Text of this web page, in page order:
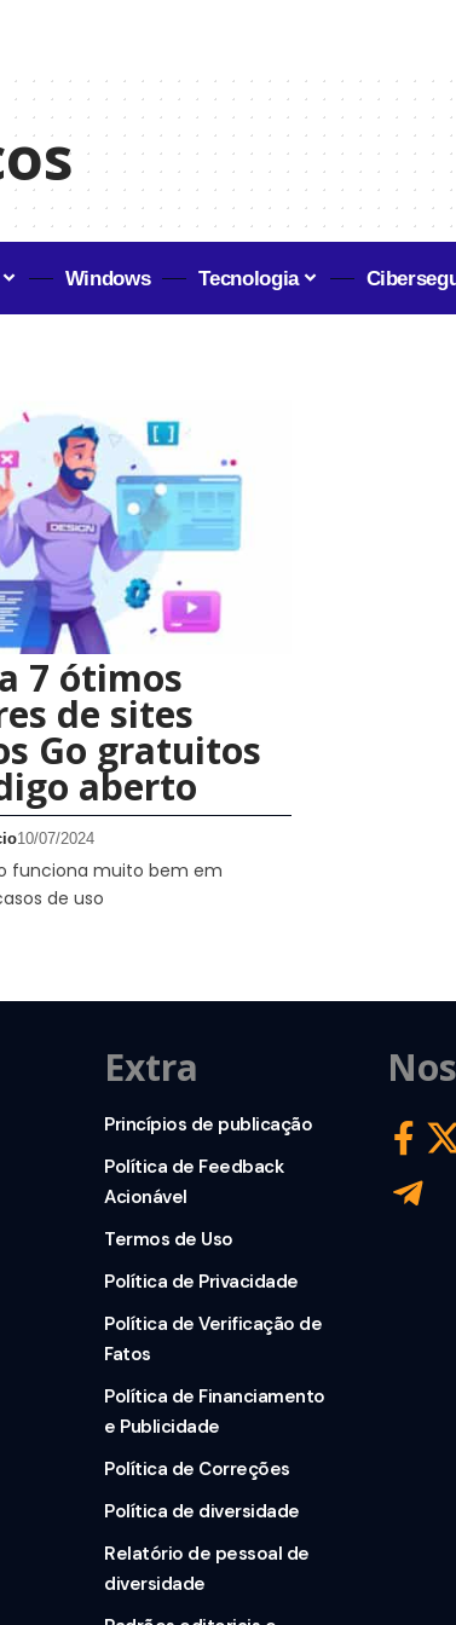
Windows Tecnologia
7 ótimos
de sites
Go gratuitos
aberto
10/07/2024
funciona muito bem em
de uso
Extra
Princípios de publicação
Política de Feedback
Acionável
Termos de Uso
Política de Privacidade
Política de Verificação de
Fatos
Política de Financiamento
e Publicidade
Política de Correções
Política de diversidade
Relatório de pessoal de
diversidade